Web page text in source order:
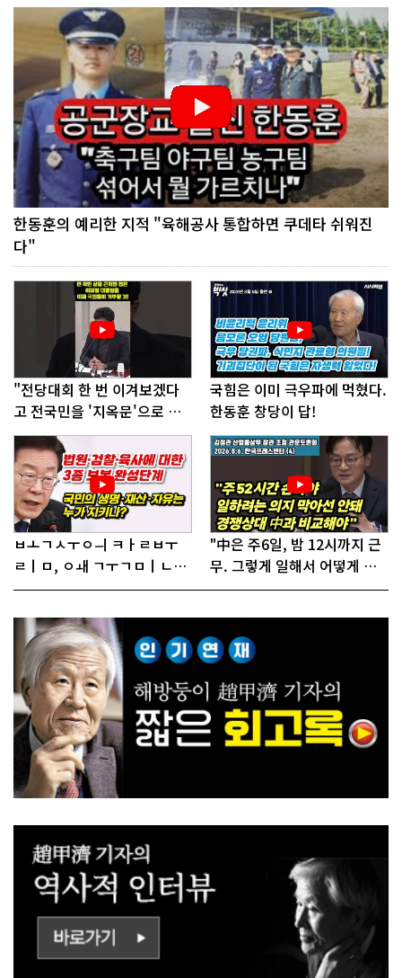
한동훈의 예리한 지적 "육해공사 통합하면 쿠데타 쉬워진
다"
"전당대회 한 번 이겨보겠다
고 전국민을 '지옥문'으로 밀
어!"
국힘은 이미 극우파에 먹혔다.
한동훈 창당이 답!
ㅂㅗㄱㅅㅜㅇㅢ ㅋㅏㄹㅂㅜ
ㄹㅣㅁ, ㅇㅙ ㄱㅜㄱㅁㅣㄴㄷ
ㅡㄹㅇㅣ ㄷㅏㅇㅎㅐㅇㅑ ㅎ
"中은 주6일, 밤 12시까지 근
무. 그렇게 일해서 어떻게 경
쟁하냐 반문하더라"